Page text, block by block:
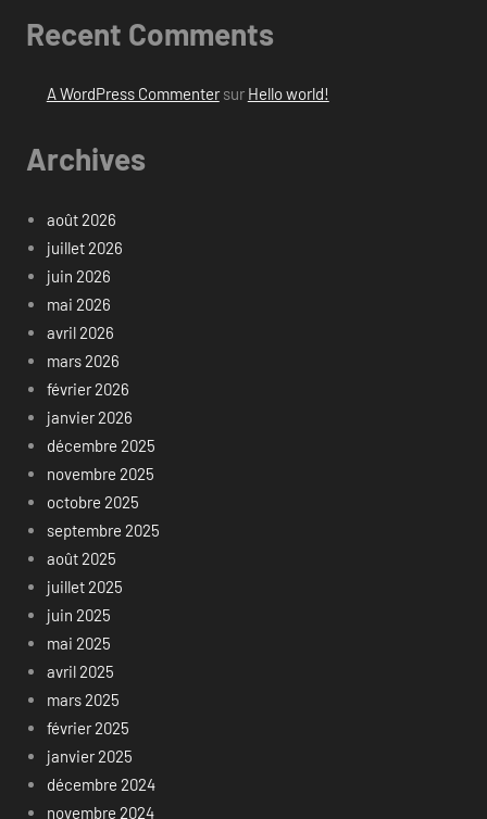
Recent Comments
A WordPress Commentersur Hello world!
Archives
août 2026
juillet 2026
juin 2026
mai 2026
avril 2026
mars 2026
février 2026
janvier 2026
décembre 2025
novembre 2025
octobre 2025
septembre 2025
août 2025
juillet 2025
juin 2025
mai 2025
avril 2025
mars 2025
février 2025
janvier 2025
décembre 2024
novembre 2024